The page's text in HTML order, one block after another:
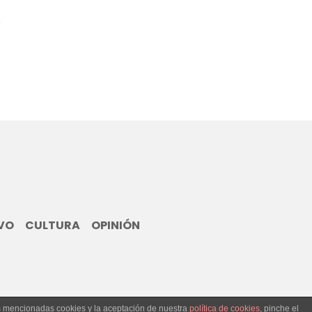
CULTURA OPINIÓN
cookies y la aceptación de nuestra política de cookies, pinche el